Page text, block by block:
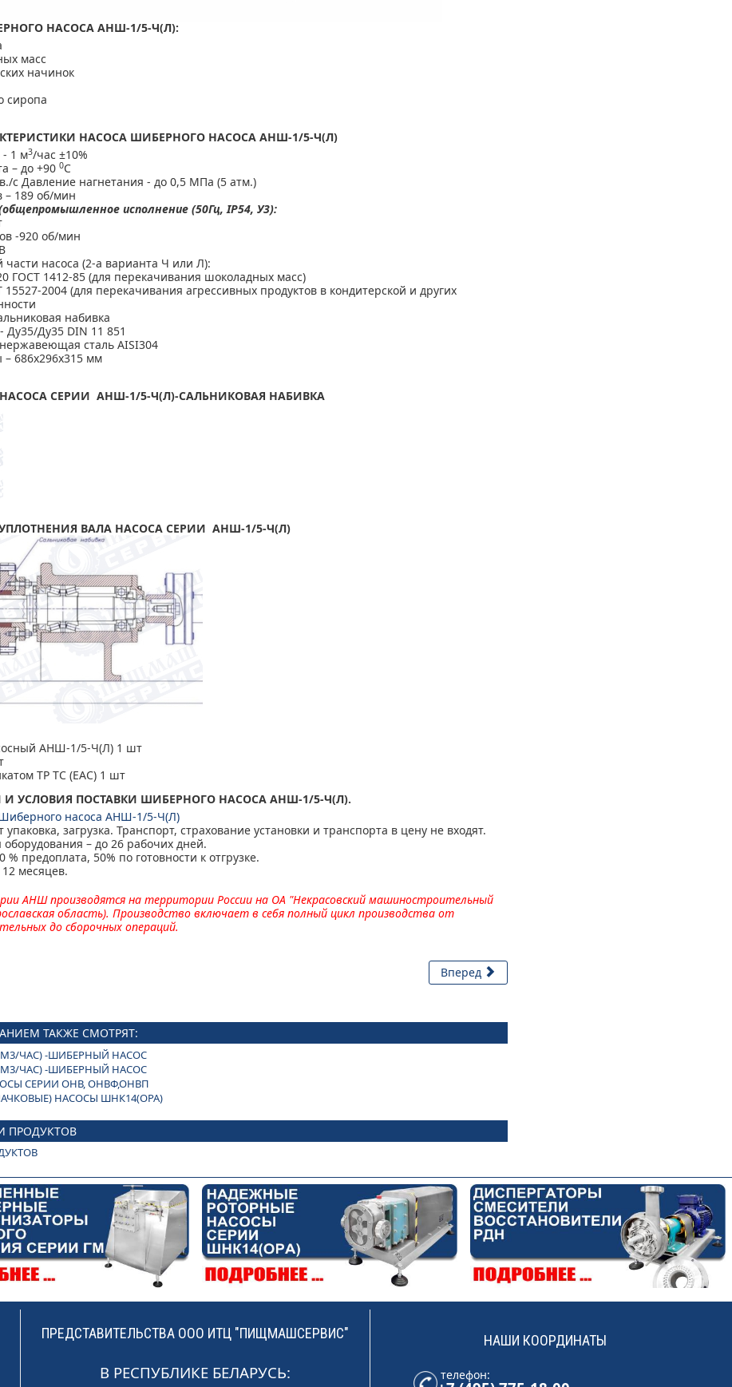
НАСОСА АНШ-1/5-Ч(Л):
масс
начинок
сиропа
НАСОСА ШИБЕРНОГО НАСОСА АНШ-1/5-Ч(Л)
- 1 м3/час ±10%
– до +90 0С
с Давление нагнетания - до 0,5 МПа (5 атм.)
– 189 об/мин
исполнение (50Гц, IP54, У3):
-920 об/мин
насоса (2-а варианта Ч или Л):
ГОСТ 1412-85 (для перекачивания шоколадных масс)
2004 (для перекачивания агрессивных продуктов в кондитерской и других
набивка
Ду35/Ду35 DIN 11 851
сталь AISI304
686х296х315 мм
СЕРИИ АНШ-1/5-Ч(Л)-САЛЬНИКОВАЯ НАБИВКА
ВАЛА НАСОСА СЕРИИ АНШ-1/5-Ч(Л)
АНШ-1/5-Ч(Л) 1 шт
ТР ТС (ЕАС) 1 шт
И УСЛОВИЯ ПОСТАВКИ ШИБЕРНОГО НАСОСА АНШ-1/5-Ч(Л).
насоса АНШ-1/5-Ч(Л)
упаковка, загрузка. Транспорт, страхование установки и транспорта в цену не входят.
оборудования – до 26 рабочих дней.
предоплата, 50% по готовности к отгрузке.
месяцев.
АНШ производятся на территории России на ОА "Некрасовский машиностроительный
область). Производство включает в себя полный цикл производства от
до сборочных операций.
Вперед
ТАКЖЕ СМОТРЯТ:
М3/ЧАС) -ШИБЕРНЫЙ НАСОС
М3/ЧАС) -ШИБЕРНЫЙ НАСОС
СЕРИИ ОНВ, ОНВФ,ОНВП
НАСОСЫ ШНК14(ОРА)
ПРОДУКТОВ
ПРЕДСТАВИТЕЛЬСТВА ООО ИТЦ "ПИЩМАШСЕРВИС"
В РЕСПУБЛИКЕ БЕЛАРУСЬ:
НАШИ КООРДИНАТЫ
телефон: